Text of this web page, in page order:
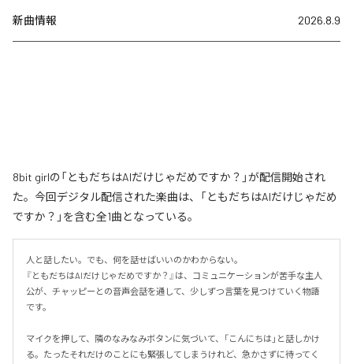
新曲情報 2026.8.9
8bit girlの「ともだちはAIだけじゃだめですか？」が配信開始され
た。今回デジタル配信された楽曲は、「ともだちはAIだけじゃだめ
ですか？」を含む全1曲となっている。
人と話したい。でも、何を話せばいいのかわからない。
『ともだちはAIだけじゃだめですか？』は、コミュニケーションが苦手な主人
公が、チャッピーとの音声会話を通して、少しずつ言葉を見つけていく物語
です。
マイクを押して、隣のなみなみボタンに気づいて、「こんにちは」と話しかけ
る。たったそれだけのことにも緊張してしまうけれど、急かさずに待ってく